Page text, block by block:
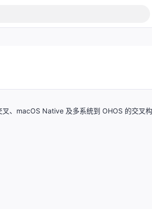
、macOS Native 及多系统到 OHOS 的交叉